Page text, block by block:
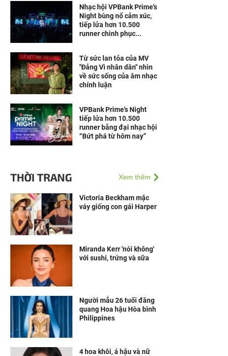
Nhạc hội VPBank Prime's
Night bùng nổ cảm xúc,
tiếp lửa hơn 10.500
runner chinh phục...
Từ sức lan tỏa của MV
"Đảng Vì nhân dân" nhìn
về sức sống của âm nhạc
chính luận
VPBank Prime's Night
tiếp lửa hơn 10.500
runner bằng đại nhạc hội
“Bứt phá từ hôm nay”
THỜI TRANG Xem thêm
Victoria Beckham mặc
váy giống con gái Harper
Miranda Kerr 'nói không'
với sushi, trứng và sữa
Người mẫu 26 tuổi đăng
quang Hoa hậu Hòa bình
Philippines
4 hoa khôi, á hậu và nữ